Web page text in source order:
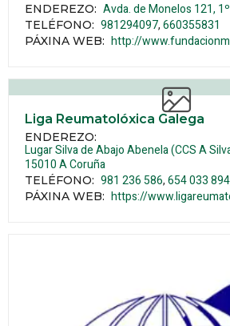
ENDEREZO: Avda. de Monelos 121,
TELÉFONO: 981294097 660355831
PÁXINA WEB: http://
Liga Reumatolóxica Galega
ENDEREZO:
Lugar Silva de Abajo Abenela (CCS A
15010A Coruña
TELÉFONO: 981 236 586 654 033 894
PÁXINA WEB: https://